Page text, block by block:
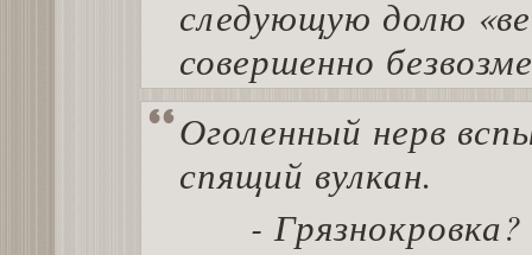
следующую долю
совершенно
Оголенный нерв
спящий вулкан.
-